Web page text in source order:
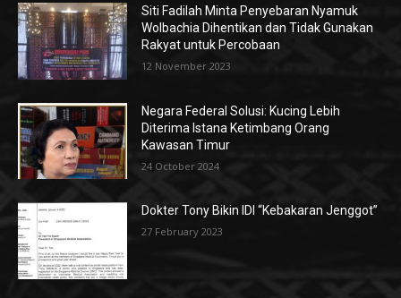
Siti Fadilah Minta Penyebaran Nyamuk
Wolbachia Dihentikan dan Tidak Gunakan
Rakyat untuk Percobaan
12 November 2023
Negara Federal Solusi: Kucing Lebih
Diterima Istana Ketimbang Orang
Kawasan Timur
24 October 2024
Dokter Tony Bikin IDI “Kebakaran Jenggot”
27 February 2023